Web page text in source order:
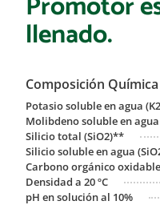
llenado.
Composición Química
Potasio soluble en agua
Molibdeno soluble en
Silicio total (SiO2)**
Silicio soluble en agua
Carbono orgánico
Densidad a 20 ºC
pH en solución al 10%